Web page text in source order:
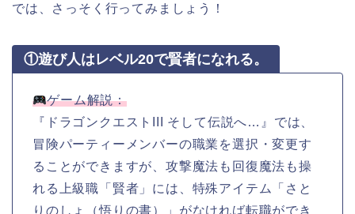
では、さっそく行ってみましょう！
①遊び人はレベル20で賢者になれる。
ゲーム解説：
『ドラゴンクエストIII そして伝説へ…』では、
冒険パーティーメンバーの職業を選択・変更す
ることができますが、攻撃魔法も回復魔法も操
れる上級職「賢者」には、特殊アイテム「さと
りのしょ（悟りの書）」がなければ転職ができ